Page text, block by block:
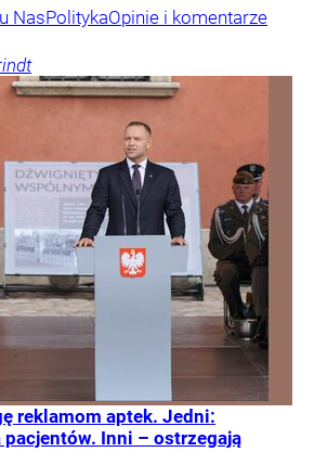
NasPolitykaOpinie i komentarze
reklamom aptek. Jedni:
pacjentów. Inni – ostrzegają